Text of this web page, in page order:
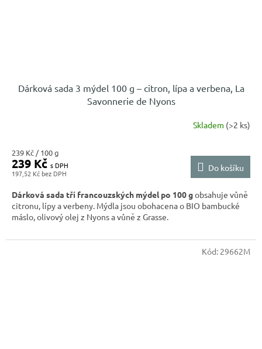
Dárková sada 3 mýdel 100 g – citron, lípa a verbena, La
Savonnerie de Nyons
Skladem (>2 ks)
197,52 Kč
239 Kč
Měrná
cena:
239 Kč / 100 g
Do košíku
Dárková sada tří francouzských mýdel po 100 gobsahuje vůně
citronu, lípy a verbeny. Mýdla jsou obohacena o BIO bambucké
máslo, olivový olej z Nyons a vůně z Grasse.
Kód: 29662M